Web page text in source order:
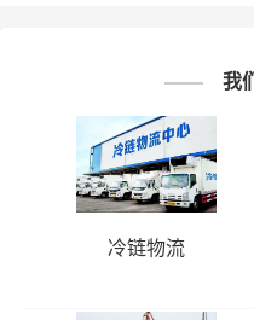
我
冷链物流